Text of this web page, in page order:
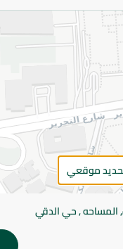
موقعي
المساحه , حي الدقي